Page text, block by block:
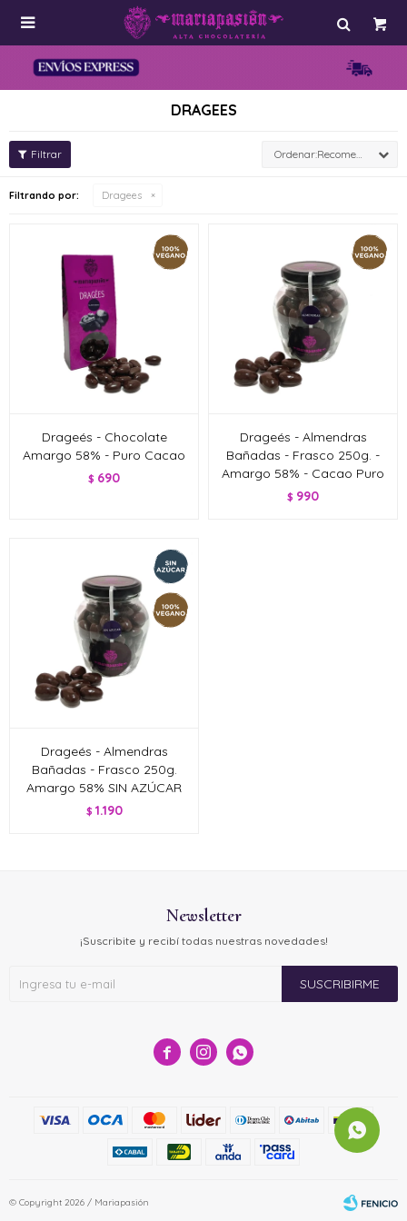

DRAGEES
Recomendados
Filtrando por: Dragees
Drageés - Chocolate
Amargo 58% - Puro Cacao
$ 690
Drageés - Almendras
Bañadas - Frasco 250g. -
Amargo 58% - Cacao Puro
$ 990
Drageés - Almendras
Bañadas - Frasco 250g.
Amargo 58% SIN AZÚCAR
$ 1.190
  
Newsletter
¡Suscribite y recibí todas nuestras novedades!
SUSCRIBIRME
© Copyright 2026 / Mariapasión